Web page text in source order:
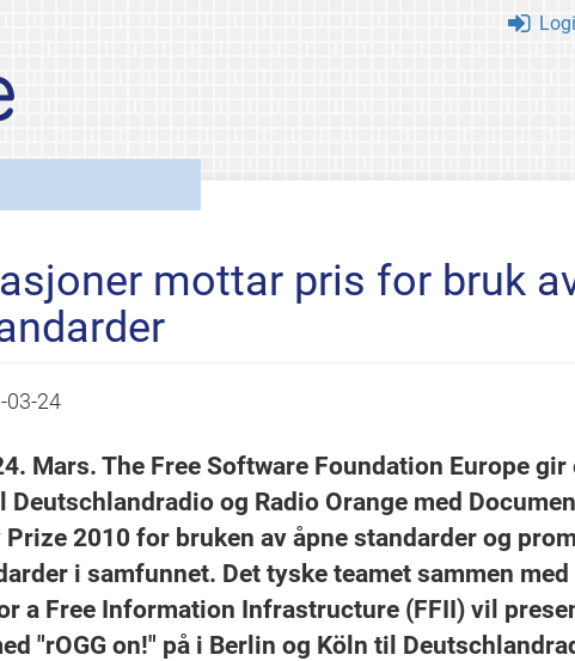
mottar pris for bruk
03-24
Mars. The Free Software Foundation Europe gir
Deutschlandradio og Radio Orange med
Prize 2010 for bruken av åpne standarder og
i samfunnet. Det tyske teamet sammen med
a Free Information Infrastructure (FFII) vil
"rOGG on!" på i Berlin og Köln til